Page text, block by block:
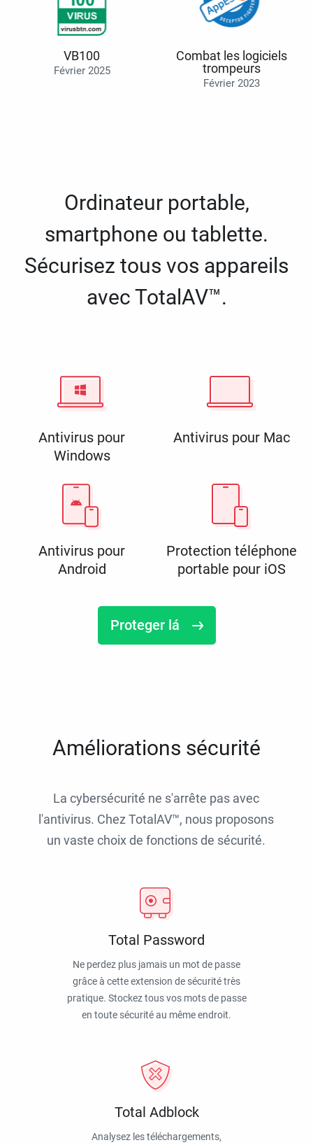
VB100
Février 2025
Combat les logiciels
trompeurs
Février 2023
Ordinateur portable,
smartphone ou tablette.
Sécurisez tous vos appareils
avec TotalAV™.
Antivirus pour
Windows
Antivirus pour Mac
Antivirus pour
Android
Protection téléphone
portable pour iOS
Proteger lá
Améliorations sécurité
La cybersécurité ne s'arrête pas avec
l'antivirus. Chez TotalAV™, nous proposons
un vaste choix de fonctions de sécurité.
Total Password
Ne perdez plus jamais un mot de passe
grâce à cette extension de sécurité très
pratique. Stockez tous vos mots de passe
en toute sécurité au même endroit.
Total Adblock
Analysez les téléchargements,